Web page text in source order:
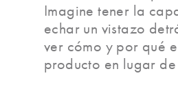
Imagine tener la
echar un vistazo
ver cómo y por qué
producto en lugar